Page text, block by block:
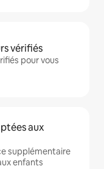
vérifiés
pour vous
aux
supplémentaire
enfants